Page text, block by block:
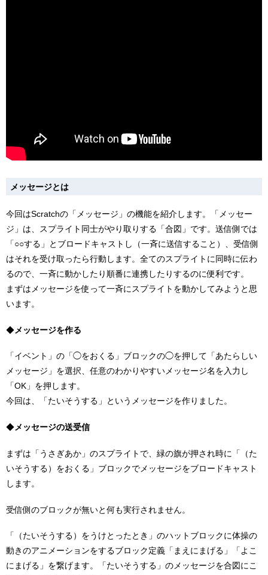
メッセージとは
今回はScratchの「メッセージ」の機能を紹介します。「メッセー
ジ」は、スプライト同士がやり取りする「合図」です。送信側では
「○○する」とブロードキャストし（一斉に送信すること）、受信側
はそれを受け取ったら行動します。全てのスプライトに同時に伝わ
るので、一斉に動かしたり順番に連携したりするのに便利です。
まずはメッセージを使って一斉にスプライトを動かしてみようと思
います。
◆メッセージを作る
「イベント」の「◯をおくる」ブロックの◯を押して「あたらしい
メッセージ」を選択、任意のわかりやすいメッセージ名を入力し
「OK」を押します。
今回は、「たいそうする」というメッセージを作りました。
◆メッセージの送受信
まずは「うさぎあか」のスプライトで、緑の旗が押され時に「（た
いそうする）をおくる」ブロックでメッセージをブロードキャスト
します。
受信側のブロックが無いと何も実行されません。
「（たいそうする）をうけとったとき」のハットブロックに体操の
動きのアニメーションをするブロック定義「まえにまげる」「よこ
にまげる」を繋げます。「たいそうする」のメッセージを合図にこ